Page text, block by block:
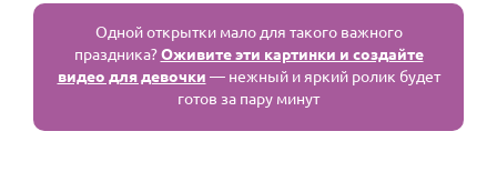
Одной открытки мало для такого важного
праздника?Оживите эти картинки и создайте
видео для девочки — нежный и яркий ролик будет
готов за пару минут